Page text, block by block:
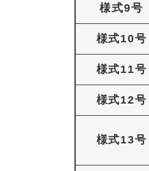
様式9号
様式10号
様式11号
様式12号
様式13号